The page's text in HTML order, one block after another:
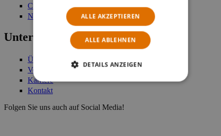
Customer Login
Newsletter
Unternehmen
Über uns
Verantwortung
Karriere
Kontakt
Folgen Sie uns auch auf Social Media!
ALLE AKZEPTIEREN
ALLE ABLEHNEN
DETAILS ANZEIGEN